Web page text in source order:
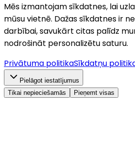
Mēs izmantojam sīkdatnes, lai
mūsu vietnē. Dažas sīkdatnes ir
darbībai, savukārt citas palīdz
nodrošināt personalizētu saturu.
Privātuma politikaSīkdatņu
Pielāgot iestatījumus
Tikai nepieciešamās
Pieņemt visas